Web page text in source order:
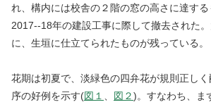
れ、構内には校舎の２階の窓の高さに達する
2017--18年の建設工事に際して撤去された
に、生垣に仕立てられたものが残っている。
花期は初夏で、淡緑色の四弁花が規則正し
序の好例を示す(図１ 図２)。すなわち、ま